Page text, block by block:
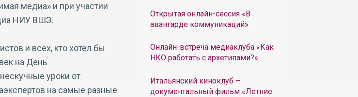
медиа» и при участии
НИУ ВШЭ.
и всех, кто хотел бы
на День
уроки от
на самые разные
Открытая онлайн-сессия «В
авангарде коммуникаций»
Онлайн-встреча медиаклуба «Как
НКО работать с архетипами?»
Итальянский киноклуб –
документальный фильм «Летние